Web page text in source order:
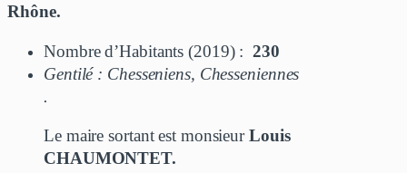
Rhône.
Nombre d’Habitants (2019) : 230
Gentilé : Chesseniens, Chesseniennes
.
Le maire sortant est monsieur Louis
CHAUMONTET.